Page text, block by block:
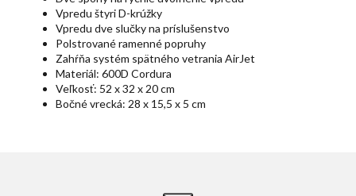
Vpredu štyri D-krúžky
Vpredu dve slučky na príslušenstvo
Polstrované ramenné popruhy
Zahŕňa systém spätného vetrania AirJet
Materiál: 600D Cordura
Veľkosť: 52 x 32 x 20 cm
Bočné vrecká: 28 x 15,5 x 5 cm